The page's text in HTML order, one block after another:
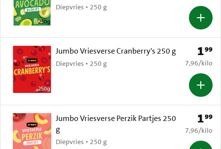
Diepvries • 250 g
Jumbo Vriesverse Cranberry's 250 g
Diepvries • 250 g
Prijs:
199
€ 7,96 per
7,96/kilo
Jumbo Vriesverse Perzik Partjes 250
g
Diepvries • 250 g
Prijs:
199
€ 7,96 per
7,96/kilo